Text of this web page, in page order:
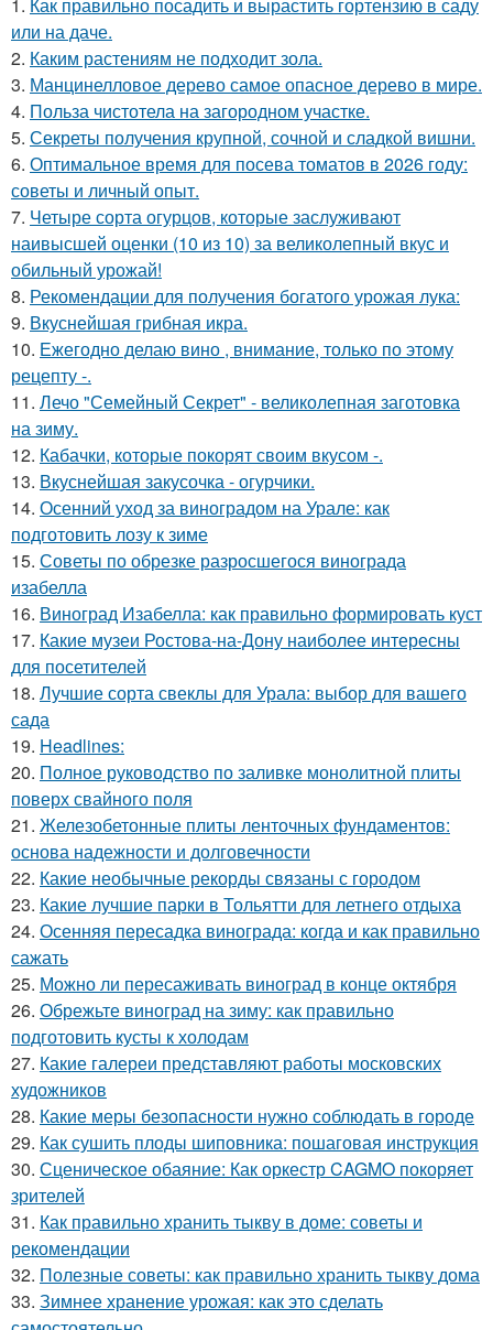
или на даче.
2. Каким растениям не подходит зола.
3. Манцинелловое дерево самое опасное дерево в мире.
4. Польза чистотела на загородном участке.
5. Секреты получения крупной, сочной и сладкой вишни.
6. Оптимальное время для посева томатов в 2026 году:
советы и личный опыт.
7. Четыре сорта огурцов, которые заслуживают
наивысшей оценки (10 из 10) за великолепный вкус и
обильный урожай!
8. Рекомендации для получения богатого урожая лука:
9. Вкуснейшая грибная икра.
10. Ежегодно делаю вино , внимание, только по этому
рецепту -.
11. Лечо "Семейный Секрет" - великолепная заготовка
на зиму.
12. Кабачки, которые покорят своим вкусом -.
13. Вкуснейшая закусочка - огурчики.
14. Осенний уход за виноградом на Урале: как
подготовить лозу к зиме
15. Советы по обрезке разросшегося винограда
изабелла
16. Виноград Изабелла: как правильно формировать куст
17. Какие музеи Ростова-на-Дону наиболее интересны
для посетителей
18. Лучшие сорта свеклы для Урала: выбор для вашего
сада
19. Headlines:
20. Полное руководство по заливке монолитной плиты
поверх свайного поля
21. Железобетонные плиты ленточных фундаментов:
основа надежности и долговечности
22. Какие необычные рекорды связаны с городом
23. Какие лучшие парки в Тольятти для летнего отдыха
24. Осенняя пересадка винограда: когда и как правильно
сажать
25. Можно ли пересаживать виноград в конце октября
26. Обрежьте виноград на зиму: как правильно
подготовить кусты к холодам
27. Какие галереи представляют работы московских
художников
28. Какие меры безопасности нужно соблюдать в городе
29. Как сушить плоды шиповника: пошаговая инструкция
30. Сценическое обаяние: Как оркестр CAGMO покоряет
зрителей
31. Как правильно хранить тыкву в доме: советы и
рекомендации
32. Полезные советы: как правильно хранить тыкву дома
33. Зимнее хранение урожая: как это сделать